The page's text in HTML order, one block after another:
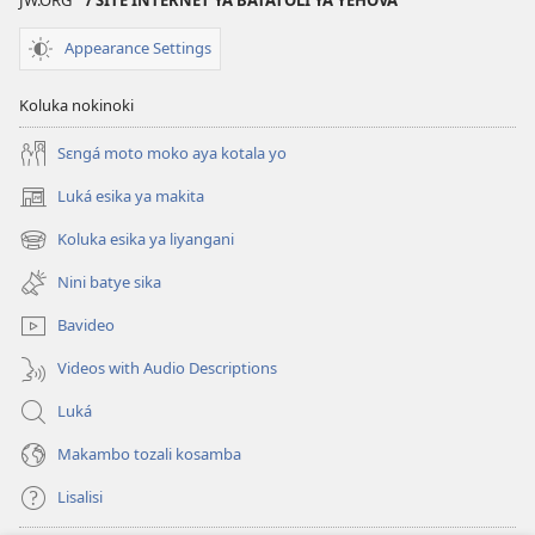
Appearance Settings
Koluka nokinoki
Sɛngá moto moko aya kotala yo
Luká esika ya makita
(fungolá
fenɛtrɛ
mosusu)
Koluka esika ya liyangani
(fungolá
fenɛtrɛ
mosusu)
Nini batye sika
Bavideo
Videos with Audio Descriptions
Luká
Makambo tozali kosamba
Lisalisi